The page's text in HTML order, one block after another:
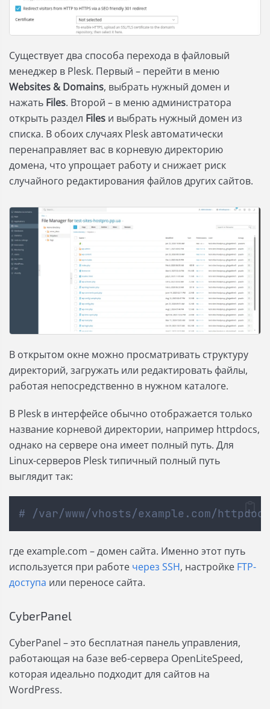
Существует два способа перехода в файловый
менеджер в Plesk. Первый – перейти в меню
Websites & Domains, выбрать нужный домен и
нажать Files. Второй – в меню администратора
открыть раздел Files и выбрать нужный домен из
списка. В обоих случаях Plesk автоматически
перенаправляет вас в корневую директорию
домена, что упрощает работу и снижает риск
случайного редактирования файлов других сайтов.
В открытом окне можно просматривать структуру
директорий, загружать или редактировать файлы,
работая непосредственно в нужном каталоге.
В Plesk в интерфейсе обычно отображается только
название корневой директории, например httpdocs,
однако на сервере она имеет полный путь. Для
Linux-серверов Plesk типичный полный путь
выглядит так:
# /var/www/vhosts/example.com/httpdocs
где example.com – домен сайта. Именно этот путь
используется при работе через SSH, настройке FTP-
доступа или переносе сайта.
CyberPanel
CyberPanel – это бесплатная панель управления,
работающая на базе веб-сервера OpenLiteSpeed,
которая идеально подходит для сайтов на
WordPress.